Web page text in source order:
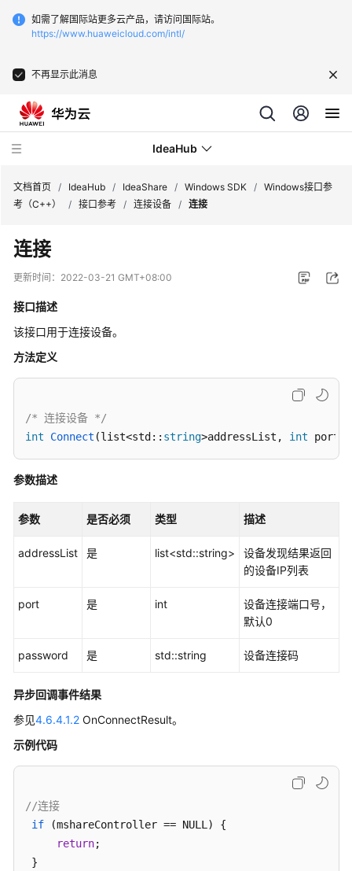
如需了解国际站更多云产品，请访问国际站。
https://www.huaweicloud.com/intl/
不再显示此消息
IdeaHub
产
品
介
API
参
考
参
考
SDK
变
文档首页 / IdeaHub / IdeaShare / Windows SDK / Windows接口参
考（C++）
/ 接口参考 / 连接设备 / 连接
连接
更新时间： 2022-03-21 GMT+08:00
接口描述
该接口用于连接设备。
方法定义
/* 连接设备 */
int
Connect (list<std:: string>addressList, int port,
参数描述
参数 是否必须 类型 描述
addressList 是 list<std::string>
设备发现结果返回
的设备IP列表
port 是 int
设备连接端口号，
默认0
password 是 std::string 设备连接码
异步回调事件结果
参见4.6.4.1.2 OnConnectResult。
示例代码
//连接
if (mshareController == NULL) {
return;
}